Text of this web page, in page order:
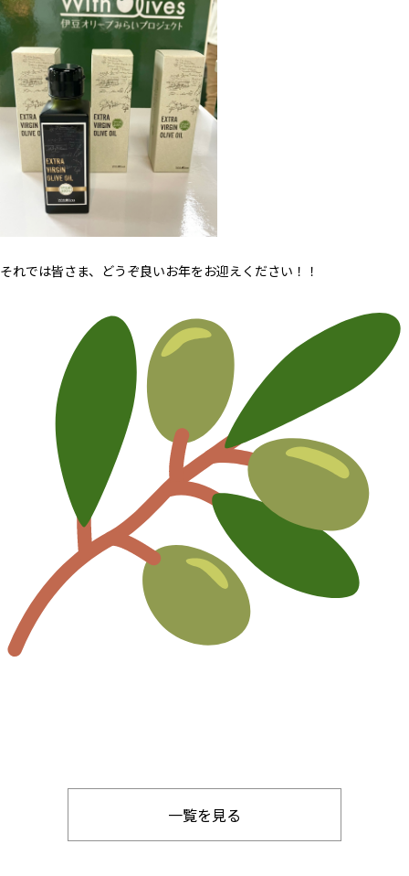
それでは皆さま、どうぞ良いお年をお迎えください！！
一覧を見る